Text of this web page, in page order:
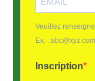
Veuillez
Ex. : abc@xyz.com
Inscription